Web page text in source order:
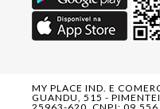
MY PLACE IND. E
GUANDU, 515 -